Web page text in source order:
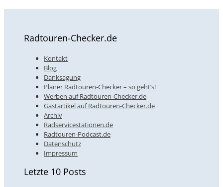
Radtouren-Checker.de
Kontakt
Blog
Danksagung
Planer Radtouren-Checker – so geht’s!
Werben auf Radtouren-Checker.de
Gastartikel auf Radtouren-Checker.de
Archiv
Radservicestationen.de
Radtouren-Podcast.de
Datenschutz
Impressum
Letzte 10 Posts